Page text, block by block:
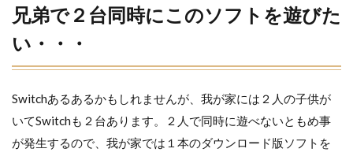
兄弟で２台同時にこのソフトを遊びた
い・・・
Switchあるあるかもしれませんが、我が家には２人の子供が
いてSwitchも２台あります。２人で同時に遊べないともめ事
が発生するので、我が家では１本のダウンロード版ソフトを